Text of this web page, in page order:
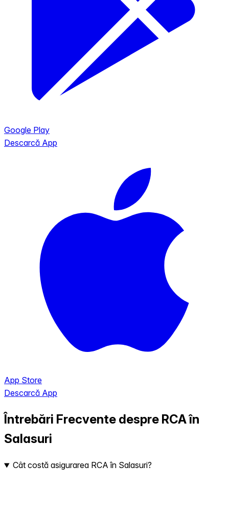
Google Play
Descarcă App
App Store
Descarcă App
Întrebări Frecvente despre RCA în
Salasuri
Cât costă asigurarea RCA în Salasuri?